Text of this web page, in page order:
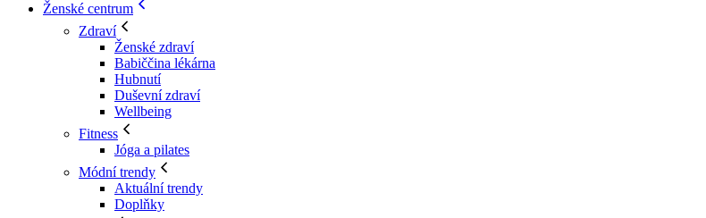
Ženské centrum
Zdraví
Ženské zdraví
Babiččina lékárna
Hubnutí
Duševní zdraví
Wellbeing
Fitness
Jóga a pilates
Módní trendy
Aktuální trendy
Doplňky